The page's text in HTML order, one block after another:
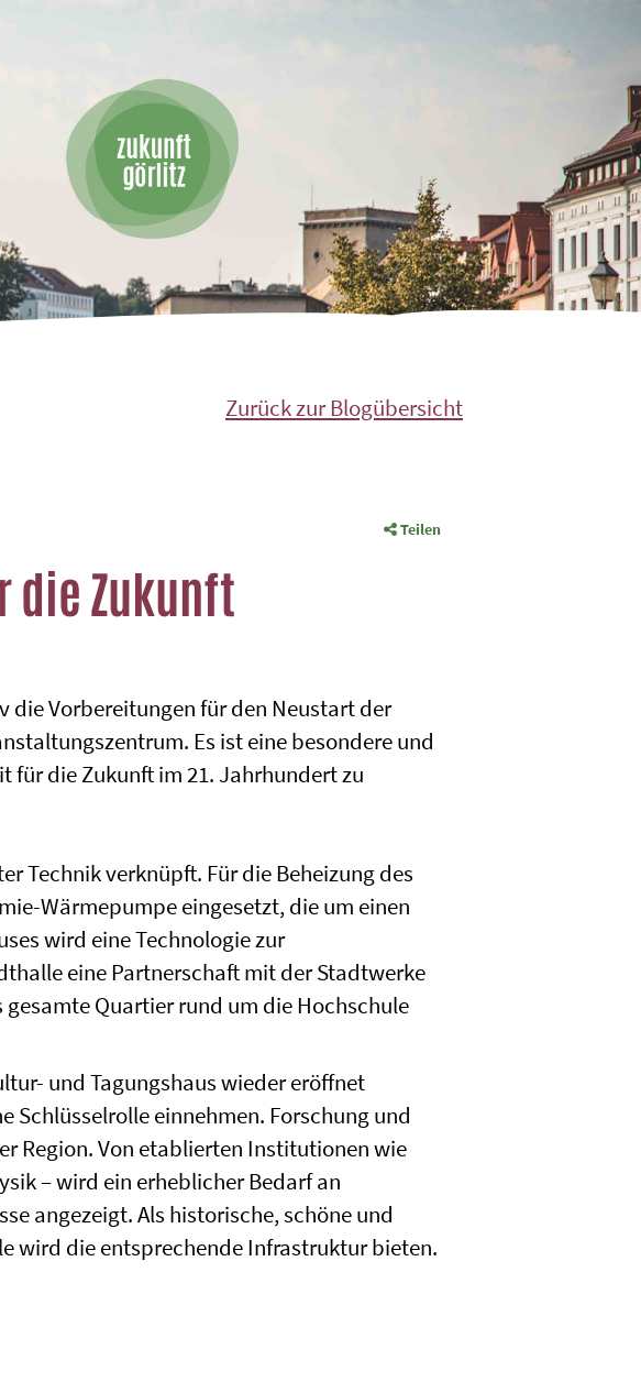
Zurück zur Blogübersicht
Teilen
die Zukunft
die Vorbereitungen für den Neustart der
Es ist eine besondere und
für die Zukunft im 21. Jahrhundert zu
Technik verknüpft. Für die Beheizung des
Wärmepumpe eingesetzt, die um einen
wird eine Technologie zur
eine Partnerschaft mit der Stadtwerke
Quartier rund um die Hochschule
und Tagungshaus wieder eröffnet
Schlüsselrolle einnehmen. Forschung und
Region. Von etablierten Institutionen wie
– wird ein erheblicher Bedarf an
angezeigt. Als historische, schöne und
wird die entsprechende Infrastruktur bieten.